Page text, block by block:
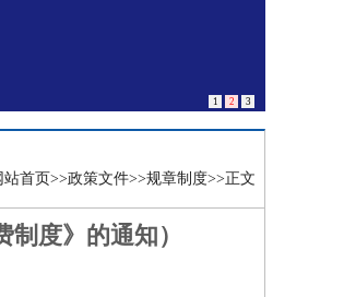
1 2 3
站首页>>政策文件>>规章制度>>正文
度》的通知）